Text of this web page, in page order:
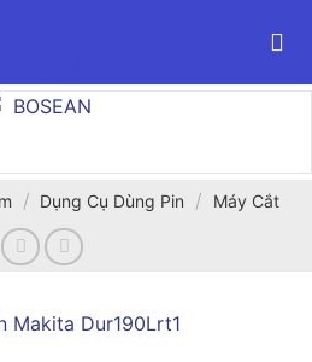
/ Dụng Cụ Dùng Pin / Máy Cắt